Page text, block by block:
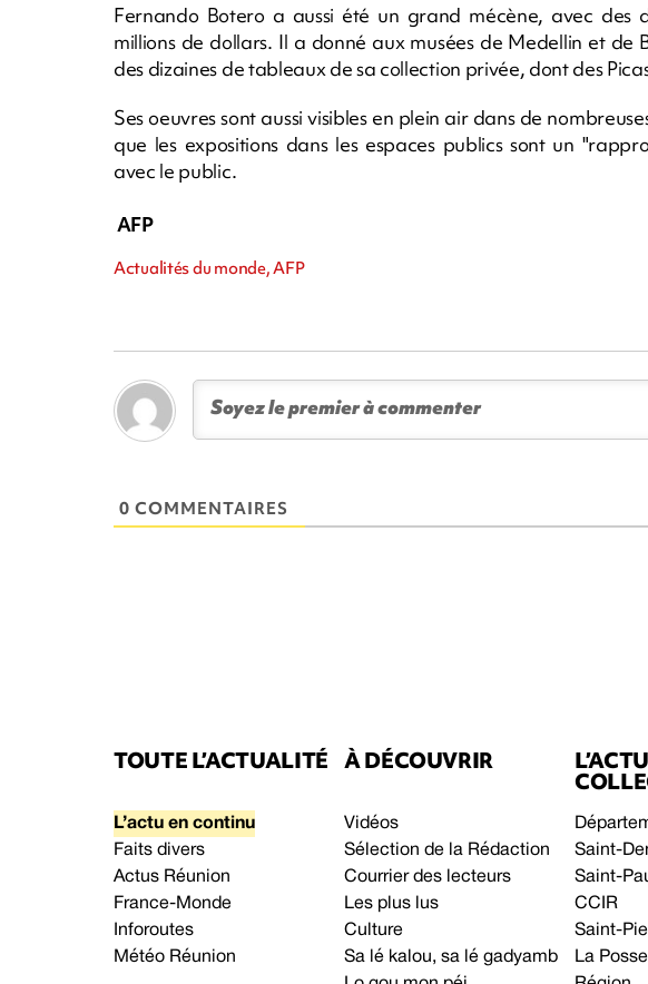
Fernando Botero a aussi été un grand mécène, avec des
millions de dollars. Il a donné aux musées de Medellin et de
des dizaines de tableaux de sa collection privée, dont des
Ses oeuvres sont aussi visibles en plein air dans de
que les expositions dans les espaces publics sont un
avec le public.
AFP
Actualités du monde, AFP
0 COMMENTAIRES
TOUTE L’ACTUALITÉ
L’actu en continu
Faits divers
Actus Réunion
France-Monde
Inforoutes
Météo Réunion
À DÉCOUVRIR
Vidéos
Sélection de la Rédaction
Courrier des lecteurs
Les plus lus
Culture
Sa lé kalou, sa lé gadyamb
Saint-
Saint-
CCIR
Saint-
La